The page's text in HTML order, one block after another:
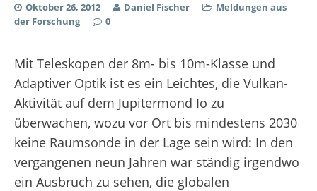
Oktober 26, 2012 Daniel Fischer
Meldungen aus
der Forschung
0
Mit Teleskopen der 8m- bis 10m-Klasse und
Adaptiver Optik ist es ein Leichtes, die Vulkan-
Aktivität auf dem Jupitermond Io zu
überwachen, wozu vor Ort bis mindestens 2030
keine Raumsonde in der Lage sein wird: In den
vergangenen neun Jahren war ständig irgendwo
ein Ausbruch zu sehen, die globalen